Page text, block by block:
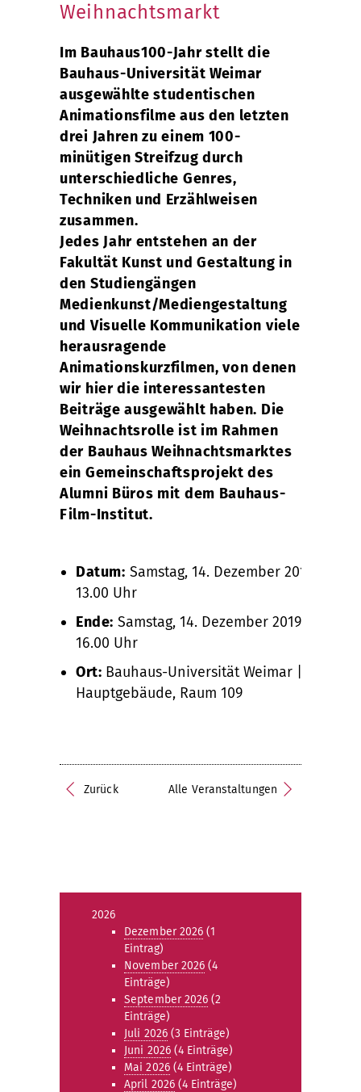
Weihnachtsmarkt
Im Bauhaus100-Jahr stellt die
Bauhaus-Universität Weimar
ausgewählte studentischen
Animationsfilme aus den letzten
drei Jahren zu einem 100-
minütigen Streifzug durch
unterschiedliche Genres,
Techniken und Erzählweisen
zusammen.
Jedes Jahr entstehen an der
Fakultät Kunst und Gestaltung in
den Studiengängen
Medienkunst/Mediengestaltung
und Visuelle Kommunikation viele
herausragende
Animationskurzfilmen, von denen
wir hier die interessantesten
Beiträge ausgewählt haben. Die
Weihnachtsrolle ist im Rahmen
der Bauhaus Weihnachtsmarktes
ein Gemeinschaftsprojekt des
Alumni Büros mit dem Bauhaus-
Film-Institut.
Datum: Samstag, 14. Dezember 2019,
13.00 Uhr
Ende: Samstag, 14. Dezember 2019,
16.00 Uhr
Ort: Bauhaus-Universität Weimar |
Hauptgebäude, Raum 109
Zurück Alle Veranstaltungen
2026
Dezember 2026 (1
Eintrag)
November 2026 (4
Einträge)
September 2026 (2
Einträge)
Juli 2026(3 Einträge)
Juni 2026(4 Einträge)
Mai 2026(4 Einträge)
April 2026 (4 Einträge)